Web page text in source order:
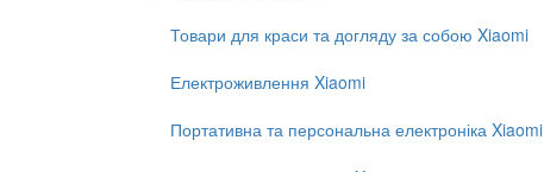
Товари для краси та догляду за собою Xiaomi
Електроживлення Xiaomi
Портативна та персональна електроніка Xiaomi